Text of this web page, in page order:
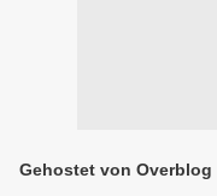
Gehostet von Overblog